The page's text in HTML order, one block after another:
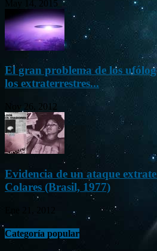
May 14, 2015
El gran problema de los
los extraterrestres...
Nov 26, 2012
Evidencia de un ataque
Colares (Brasil, 1977)
Categoría popular